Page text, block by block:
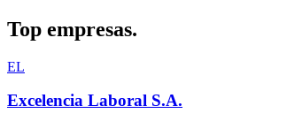
Top empresas.
EL
Excelencia Laboral S.A.